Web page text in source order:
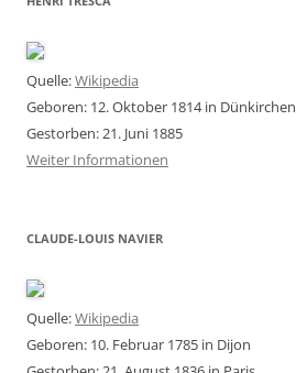
Quelle:Wikipedia
Geboren: 12. Oktober 1814 in Dünkirchen
Gestorben: 21. Juni 1885
Weiter Informationen
CLAUDE-LOUIS NAVIER
Quelle:Wikipedia
Geboren: 10. Februar 1785 in Dijon